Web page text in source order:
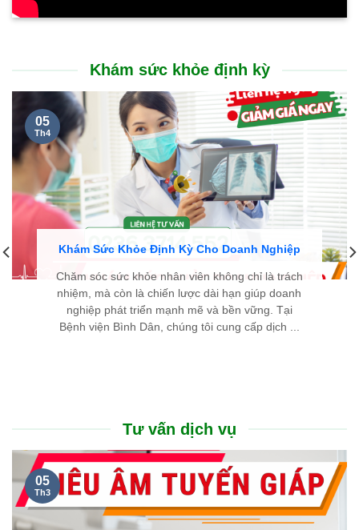
Khám sức khỏe định kỳ
Khám Sức Khỏe Định Kỳ Cho Doanh Nghiệp
Chăm sóc sức khỏe nhân viên không chỉ là trách
nhiệm, mà còn là chiến lược dài hạn giúp doanh
nghiệp phát triển mạnh mẽ và bền vững. Tại
Bệnh viện Bình Dân, chúng tôi cung cấp dịch ...
05
Th4
Tư vấn dịch vụ
05
Th3